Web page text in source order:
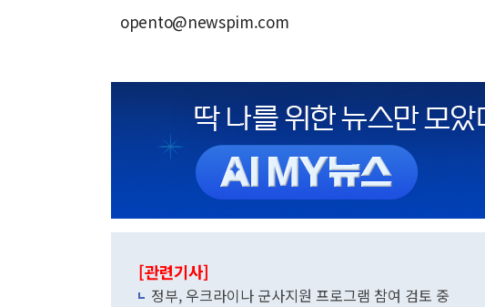
opento@newspim.com
[관련기사]
정부, 우크라이나 군사지원 프로그램 참여 검토 중